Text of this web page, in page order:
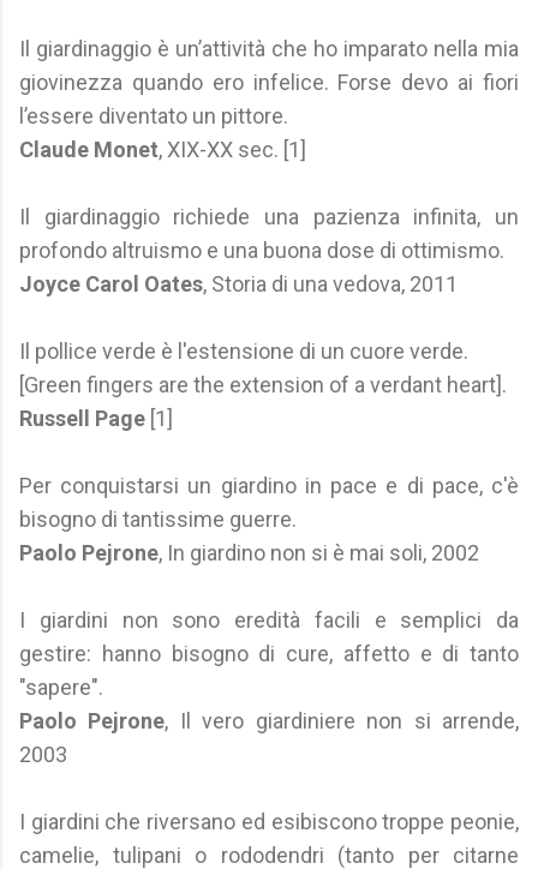
Il giardinaggio è un’attività che ho imparato nella mia
giovinezza quando ero infelice. Forse devo ai fiori
l’essere diventato un pittore.
Claude Monet, XIX-XX sec. [1]
Il giardinaggio richiede una pazienza infinita, un
profondo altruismo e una buona dose di ottimismo.
Joyce Carol Oates, Storia di una vedova, 2011
Il pollice verde è l'estensione di un cuore verde.
[Green fingers are the extension of a verdant heart].
Russell Page [1]
Per conquistarsi un giardino in pace e di pace, c'è
bisogno di tantissime guerre.
Paolo Pejrone, In giardino non si è mai soli, 2002
I giardini non sono eredità facili e semplici da
gestire: hanno bisogno di cure, affetto e di tanto
"sapere".
Paolo Pejrone, Il vero giardiniere non si arrende,
2003
I giardini che riversano ed esibiscono troppe peonie,
camelie, tulipani o rododendri (tanto per citarne